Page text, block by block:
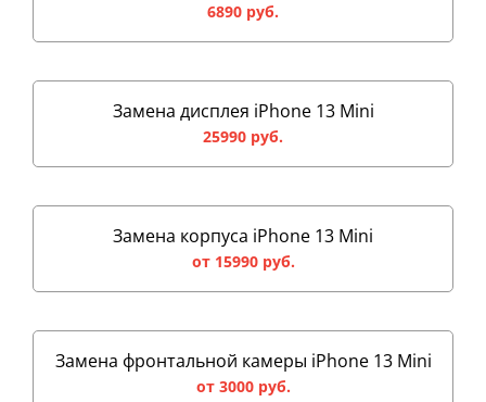
6890 руб.
Замена дисплея iPhone 13 Mini
25990 руб.
Замена корпуса iPhone 13 Mini
от 15990 руб.
Замена фронтальной камеры iPhone 13 Mini
от 3000 руб.